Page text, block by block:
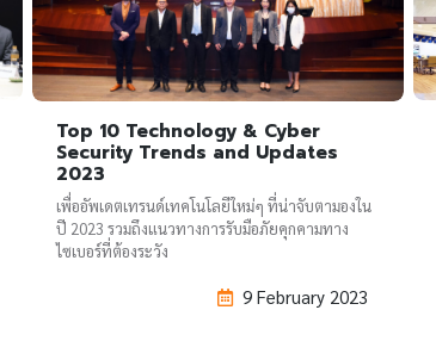
Top 10 Technology & Cyber
Security Trends and Updates
2023
เพื่ออัพเดตเทรนด์เทคโนโลยีใหม่ๆ ที่น่าจับตามองใน
ปี 2023 รวมถึงแนวทางการรับมือภัยคุกคามทาง
ไซเบอร์ที่ต้องระวัง
9 February 2023